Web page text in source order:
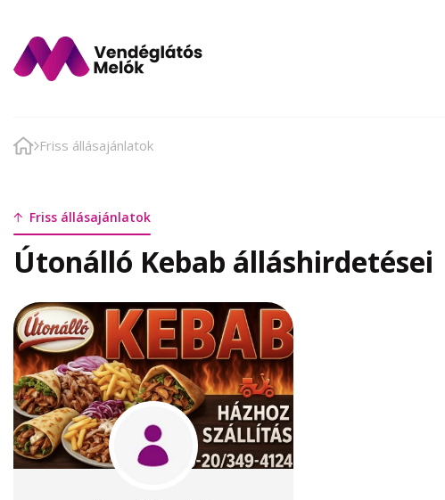
Friss állásajánlatok
Friss állásajánlatok
Útonálló Kebab álláshirdetései